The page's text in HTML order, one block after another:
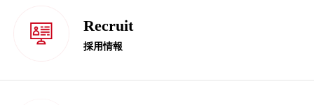
Recruit
採用情報